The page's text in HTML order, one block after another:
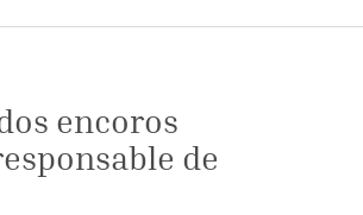
encoros
de